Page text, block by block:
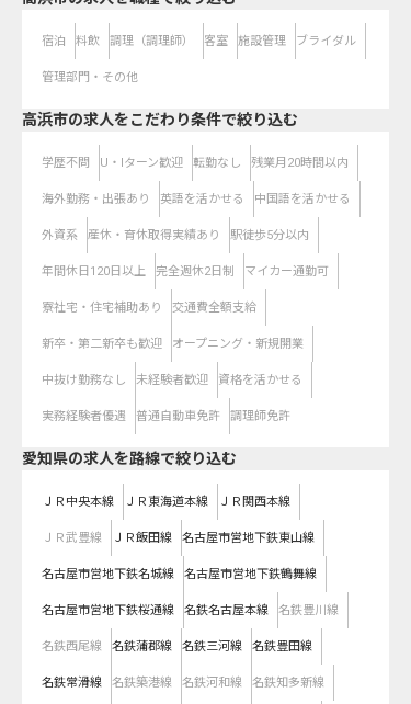
宿泊 料飲 調理（調理師） 客室 施設管理 ブライダル
管理部門・その他
高浜市の求人をこだわり条件で絞り込む
学歴不問 U・Iターン歓迎 転勤なし 残業月20時間以内
海外勤務・出張あり 英語を活かせる 中国語を活かせる
外資系 産休・育休取得実績あり 駅徒歩5分以内
年間休日120日以上 完全週休2日制 マイカー通勤可
寮社宅・住宅補助あり 交通費全額支給
新卒・第二新卒も歓迎 オープニング・新規開業
中抜け勤務なし 未経験者歓迎 資格を活かせる
実務経験者優遇 普通自動車免許 調理師免許
愛知県の求人を路線で絞り込む
ＪＲ中央本線 ＪＲ東海道本線 ＪＲ関西本線
ＪＲ武豊線 ＪＲ飯田線 名古屋市営地下鉄東山線
名古屋市営地下鉄名城線 名古屋市営地下鉄鶴舞線
名古屋市営地下鉄桜通線 名鉄名古屋本線 名鉄豊川線
名鉄西尾線 名鉄蒲郡線 名鉄三河線 名鉄豊田線
名鉄常滑線 名鉄築港線 名鉄河和線 名鉄知多新線